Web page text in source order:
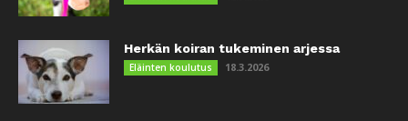
Herkän koiran tukeminen arjessa
Eläinten koulutus 18.3.2026